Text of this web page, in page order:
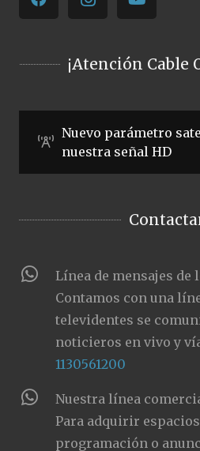
¡Atención Cable
Nuevo parámetro
nuestra señal HD
Línea de mensajes de
Contamos con una
televidentes se
noticieros en vivo y
1130561200
Nuestra línea
Para adquirir
programación o